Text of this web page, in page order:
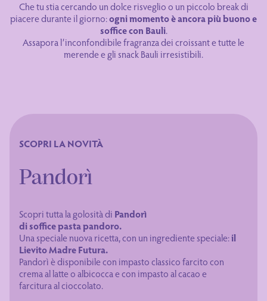
Che tu stia cercando un dolce risveglio o un piccolo break di
piacere durante il giorno:ogni momento è ancora più buono e
soffice con Bauli.
Assapora l’inconfondibile fragranza dei croissant e tutte le
merende e gli snack Bauli irresistibili.
SCOPRI LA NOVITÀ
Pandorì
Scopri tutta la golosità di Pandorì
di soffice pasta pandoro.
Una speciale nuova ricetta, con un ingrediente speciale:il
Lievito Madre Futura.
Pandorì è disponibile con impasto classico farcito con
crema al latte o albicocca e con impasto al cacao e
farcitura al cioccolato.